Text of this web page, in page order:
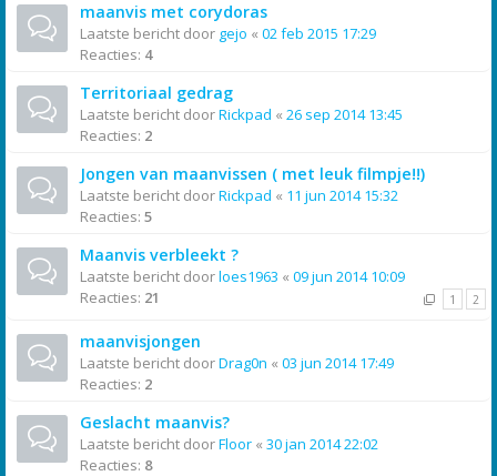
maanvis met corydoras
Laatste bericht door gejo « 02 feb 2015 17:29
Reacties: 4
Territoriaal gedrag
Laatste bericht doorRickpad « 26 sep 2014 13:45
Reacties: 2
Jongen van maanvissen ( met leuk filmpje!!)
Laatste bericht doorRickpad « 11 jun 2014 15:32
Reacties: 5
Maanvis verbleekt ?
Laatste bericht doorloes1963 « 09 jun 2014 10:09
Reacties: 21 1 2
maanvisjongen
Laatste bericht doorDrag0n « 03 jun 2014 17:49
Reacties: 2
Geslacht maanvis?
Laatste bericht doorFloor « 30 jan 2014 22:02
Reacties: 8